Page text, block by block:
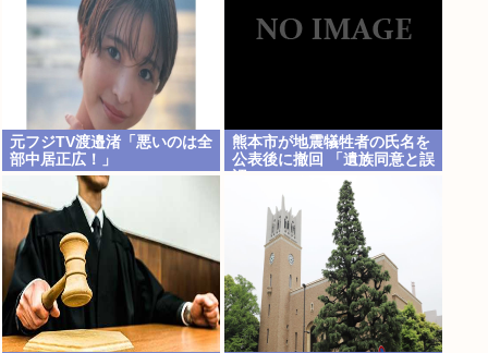
元フジTV渡邉渚「悪いのは全
部中居正広！」
熊本市が地震犠牲者の氏名を
公表後に撤回 「遺族同意と誤